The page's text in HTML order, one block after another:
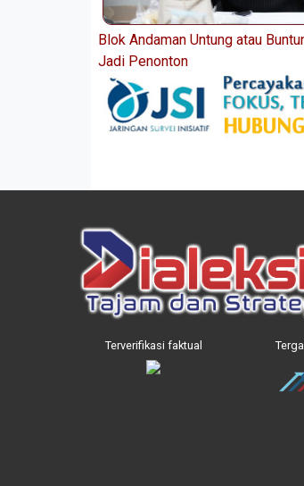
Blok Andaman Untung atau
Jadi Penonton
Terverifikasi faktual